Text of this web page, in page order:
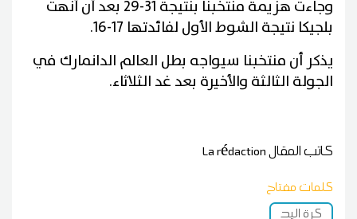
وجاءت هزيمة منتخبنا بنتيجة 31-29 بعد أن أنهت
بلجيكا نتيجة الشوط الأول لفائدتها 17-16.
يذكر أن منتخبنا سيواجه بطل العالم الدانمارك في
الجولة الثالثة والأخيرة بعد غد الثلاثاء.
كاتب المقالLa rédaction
كلمات مفتاح
كرة اليد